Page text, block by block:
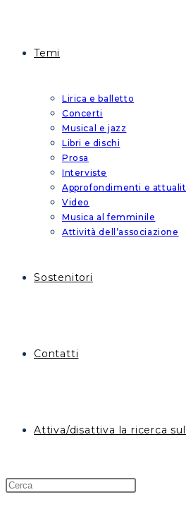
Temi
Lirica e balletto
Concerti
Musical e jazz
Libri e dischi
Prosa
Interviste
Approfondimenti e
Video
Musica al femminile
Attività dell’associazione
Sostenitori
Contatti
Attiva/disattiva la ricerca